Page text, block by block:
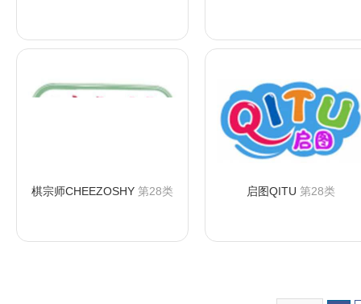
棋宗师CHEEZOSHY 第28类 启图QITU 第28类